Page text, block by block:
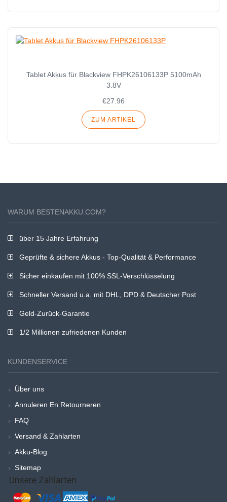
Tablet Akkus für Blackview FHPK26106133P 5100mAh
3.8V
€27.96
ZUM ARTIKEL
WARUM BESTENAKKU.COM?
über 15 Jahre Erfahrung
Geprüfte & sichere Akkus - Top-Qualität & Performance
Sicher einkaufen mit 100% SSL-Verschlüsselung
Schneller Versand u.a. mit DHL, DPD & Deutscher Post
Geld-Zurück-Garantie
1/2 Millionen zufriedenen Kunden
KUNDENSERVICE
Über uns
Annuleren En Retourneren
FAQ
Versand & Zahlarten
Akku-Blog
Sitemap